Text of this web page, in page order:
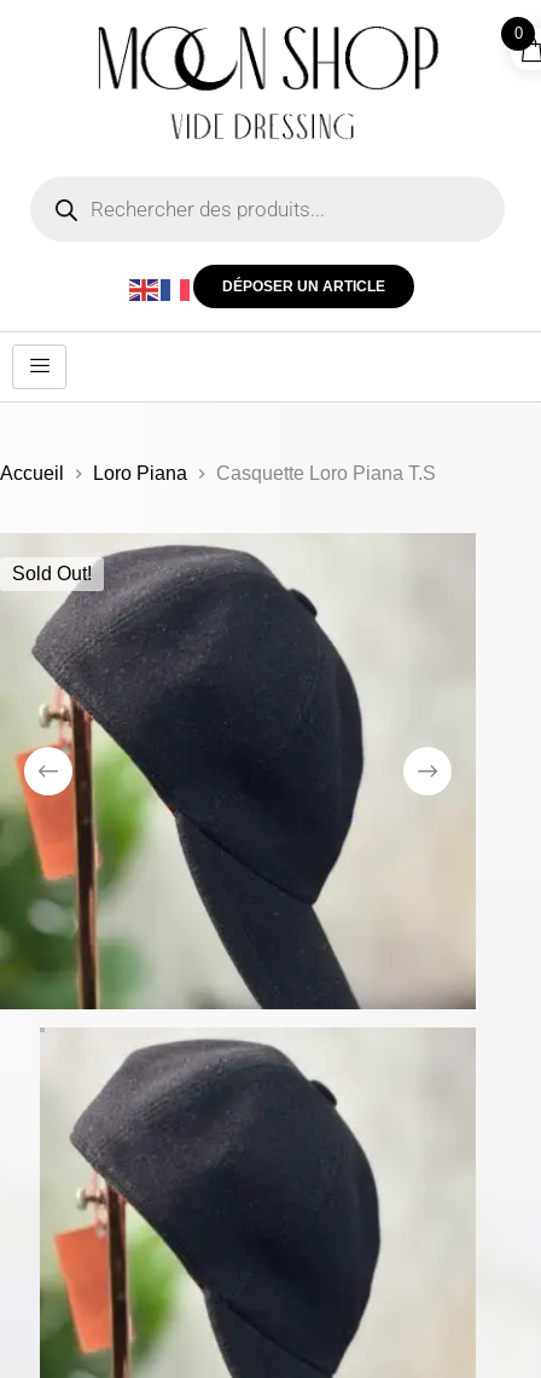
DÉPOSER UN ARTICLE
Accueil Loro Piana Casquette Loro Piana T.S
Sold Out!
0